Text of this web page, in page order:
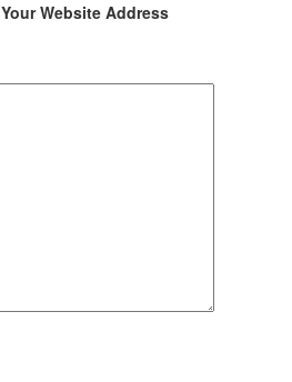
Your Website Address